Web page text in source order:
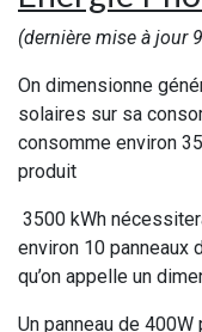
(dernière mise à jour
On dimensionne
solaires sur sa
consomme environ
produit
3500 kWh
environ 10 panneaux
qu’on appelle un
Un panneau de